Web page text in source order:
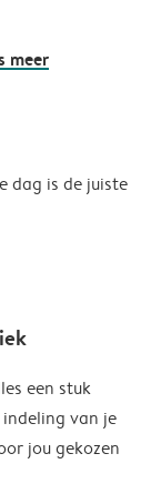
meer
dag is de juiste
een stuk
van je
jou gekozen